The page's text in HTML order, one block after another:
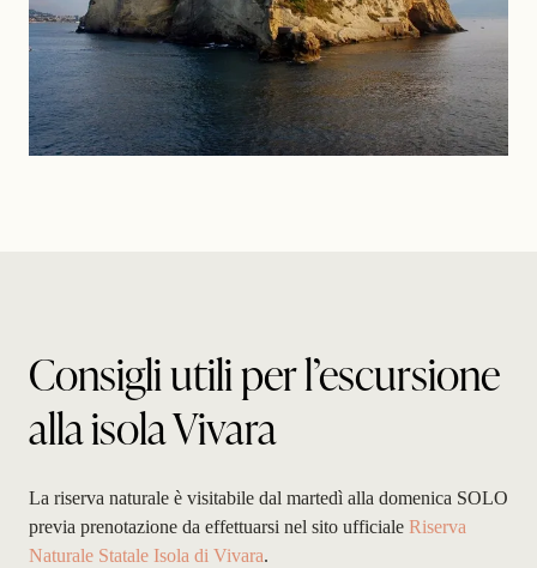
Consigli utili per l’escursione
alla isola Vivara
La riserva naturale è visitabile dal martedì alla domenica SOLO
previa prenotazione da effettuarsi nel sito ufficiale Riserva
Naturale Statale Isola di Vivara.